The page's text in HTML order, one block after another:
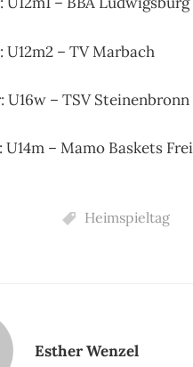
U12m2 – TV Marbach
U16w – TSV Steinenbronn
U14m – Mamo Baskets
Heimspieltag
Esther Wenzel